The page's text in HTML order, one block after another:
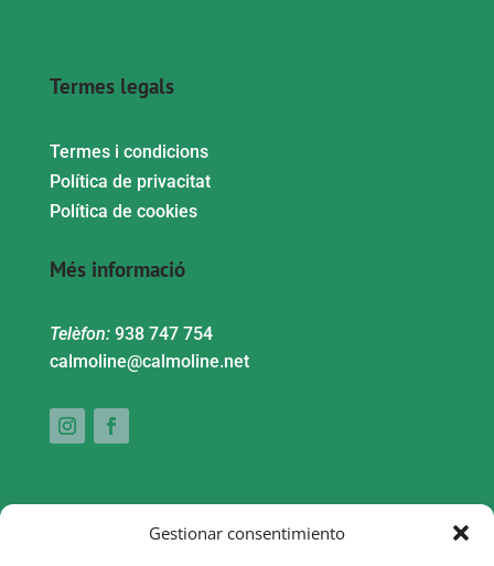
Gestionar consentimiento
Termes legals
Termes i condicions
Política de privacitat
Política de cookies
Més informació
Telèfon:938 747 754
calmoline@calmoline.net